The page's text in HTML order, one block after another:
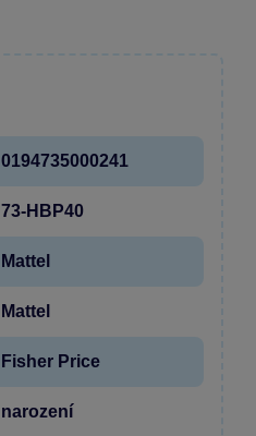
0194735000241
73-HBP40
Mattel
Mattel
Fisher Price
narození